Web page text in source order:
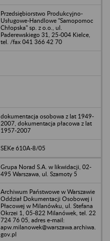
Przedsiębiorstwo Produkcyjno-
Usługowe-Handlowe "Samopomoc
Chłopska" sp. z o.o., ul.
Paderewskiego 31, 25-004 Kielce,
tel. /fax 041 366 42 70
dokumentacja osobowa z lat 1949-
2007, dokumentacja płacowa z lat
1957-2007
SEKe 610A-8/05
Grupa Norad S.A. w likwidacji, 02-
495 Warszawa, ul. Szamoty 5
Archiwum Państwowe w Warszawie
Oddział Dokumentacji Osobowej i
Płacowej w Milanówku, ul. Stefana
Okrzei 1, 05-822 Milanówek, tel. 22
724 76 05, adres e-mail:
apw.milanowek@warszawa.archiwa.
gov.pl